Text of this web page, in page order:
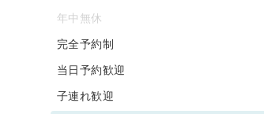
年中無休
完全予約制
当日予約歓迎
子連れ歓迎